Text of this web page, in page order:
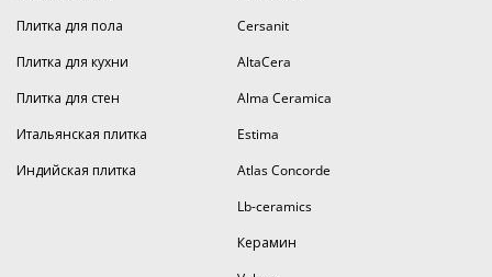
Плитка для пола
Плитка для кухни
Плитка для стен
Итальянская плитка
Индийская плитка
Cersanit
AltaCera
Alma Ceramica
Estima
Atlas Concorde
Lb-ceramics
Керамин